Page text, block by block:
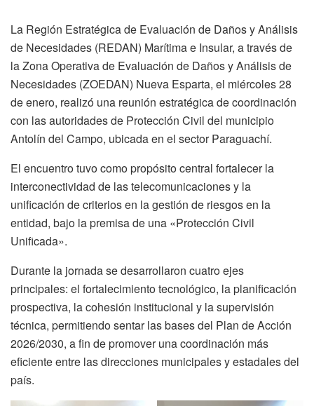
La Región Estratégica de Evaluación de Daños y Análisis
de Necesidades (REDAN) Marítima e Insular, a través de
la Zona Operativa de Evaluación de Daños y Análisis de
Necesidades (ZOEDAN) Nueva Esparta, el miércoles 28
de enero, realizó una reunión estratégica de coordinación
con las autoridades de Protección Civil del municipio
Antolín del Campo, ubicada en el sector Paraguachí.
El encuentro tuvo como propósito central fortalecer la
interconectividad de las telecomunicaciones y la
unificación de criterios en la gestión de riesgos en la
entidad, bajo la premisa de una «Protección Civil
Unificada».
Durante la jornada se desarrollaron cuatro ejes
principales: el fortalecimiento tecnológico, la planificación
prospectiva, la cohesión institucional y la supervisión
técnica, permitiendo sentar las bases del Plan de Acción
2026/2030, a fin de promover una coordinación más
eficiente entre las direcciones municipales y estadales del
país.